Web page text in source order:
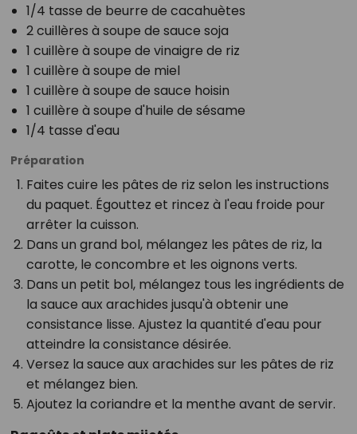
1/4 tasse de beurre de cacahuètes
2 cuillères à soupe de sauce soja
1 cuillère à soupe de vinaigre de riz
1 cuillère à soupe de miel
1 cuillère à soupe de sauce hoisin
1 cuillère à soupe d'huile de sésame
1/4 tasse d'eau
Préparation
Faites cuire les pâtes de riz selon les instructions
du paquet. Égouttez et rincez à l'eau froide pour
arrêter la cuisson.
Dans un grand bol, mélangez les pâtes de riz, la
carotte, le concombre et les oignons verts.
Dans un petit bol, mélangez tous les ingrédients de
la sauce aux arachides jusqu'à obtenir une
consistance lisse. Ajustez la quantité d'eau pour
atteindre la consistance désirée.
Versez la sauce aux arachides sur les pâtes de riz
et mélangez bien.
Ajoutez la coriandre et la menthe avant de servir.